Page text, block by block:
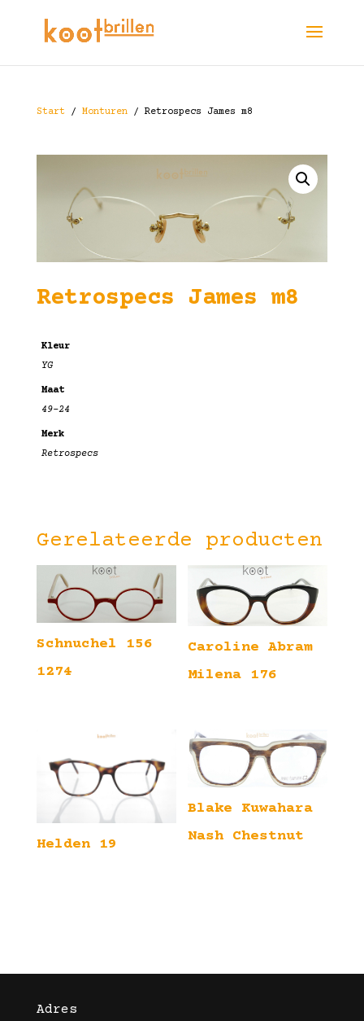
Start/ Monturen/ Retrospecs James m8
Retrospecs James m8
Kleur
YG
Maat
49-24
Merk
Retrospecs
Gerelateerde producten
Schnuchel 156
1274
Caroline Abram
Milena 176
Helden 19
Blake Kuwahara
Nash Chestnut
Adres